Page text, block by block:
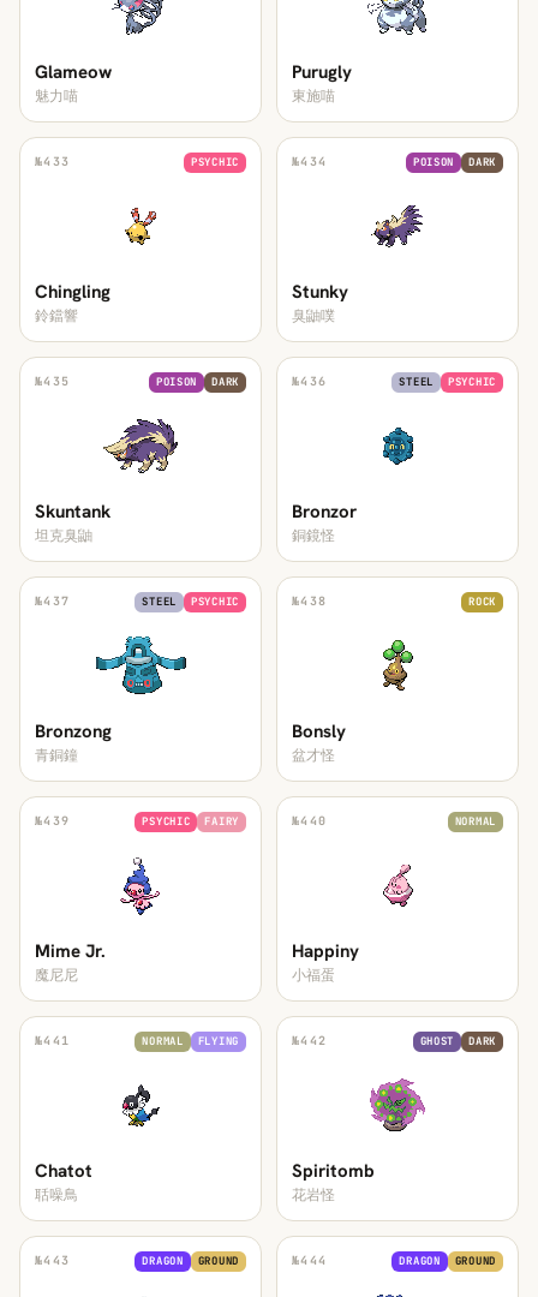
Glameow
魅力喵
Purugly
東施喵
№433 PSYCHIC
Chingling
鈴鐺響
№434 POISON DARK
Stunky
臭鼬噗
№435 POISON DARK
Skuntank
坦克臭鼬
№436 STEEL PSYCHIC
Bronzor
銅鏡怪
№437 STEEL PSYCHIC
Bronzong
青銅鐘
№438 ROCK
Bonsly
盆才怪
№439 PSYCHIC FAIRY
Mime Jr.
魔尼尼
№440 NORMAL
Happiny
小福蛋
№441 NORMAL FLYING
Chatot
聒噪鳥
№442 GHOST DARK
Spiritomb
花岩怪
№443 DRAGON GROUND №444 DRAGON GROUND